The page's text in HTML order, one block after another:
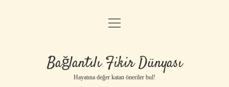
Anasayfa
Yasal Uyarı
menüyü
Bağlantılı Fikir Dünyası
Hayatına değer katan öneriler bul!